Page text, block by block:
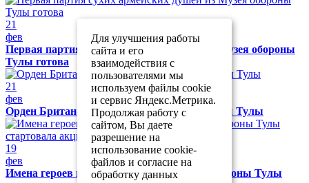
21
фев
Первая партия сухих армейских душей из Музея обороны
Тулы готова
21
фев
Орден Британской империи в Музее обороны Тулы
19
фев
Имена героев на одном полотне: в музее обороны Тулы
Для улучшения работы
сайта и его
взаимодействия с
пользователями мы
используем файлы cookie
и сервис Яндекс.Метрика.
Продолжая работу с
сайтом, Вы даете
разрешение на
использование cookie-
файлов и согласие на
обработку данных